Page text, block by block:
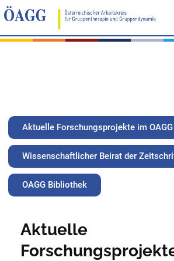
Aktuelle Forschungsprojekte im ÖAGG
Wissenschaftlicher Beirat der
ÖAGG Bibliothek
Aktuelle